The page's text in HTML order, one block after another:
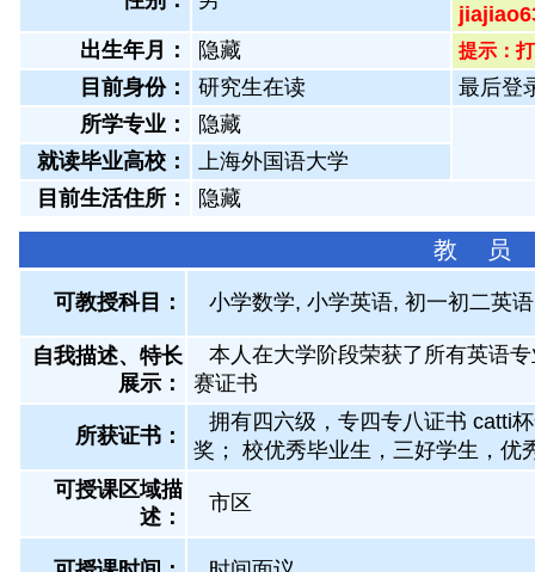
出生年月：
隐藏 提示：
目前身份： 研究生在读
最后登
所学专业：
隐藏
就读毕业高校：
上海外国语大学
目前生活住所：
隐藏
教 员
可教授科目： 小学数学, 小学英语, 初一初二英
自我描述、特长
展示 ：
本人在大学阶段荣获了所有英语
赛证书
所获证书 ：
拥有四六级，专四专八证书 catti
奖； 校优秀毕业生，三好学生，优
可授课区域描
述：
市区